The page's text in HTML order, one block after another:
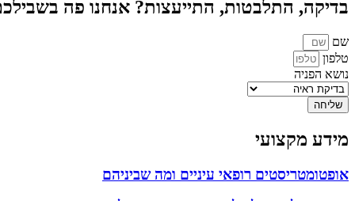
בדיקה, התלבטות, התייעצות? אנחנו פה
שם
טלפון
נושא הפניה
שליחה
מידע מקצועי
אופטומטריסטים רופאי עיניים ומה שביניהם